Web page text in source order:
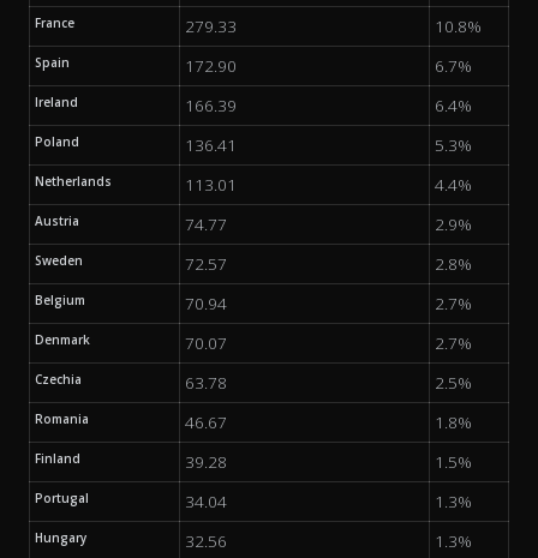
France 279.33 10.8%
Spain 172.90 6.7%
Ireland 166.39 6.4%
Poland 136.41 5.3%
Netherlands 113.01 4.4%
Austria 74.77 2.9%
Sweden 72.57 2.8%
Belgium 70.94 2.7%
Denmark 70.07 2.7%
Czechia 63.78 2.5%
Romania 46.67 1.8%
Finland 39.28 1.5%
Portugal 34.04 1.3%
Hungary 32.56 1.3%